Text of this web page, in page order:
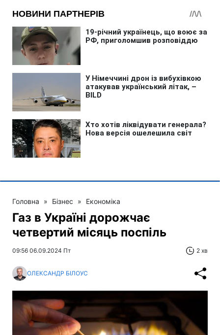
Головна » Бізнес » Економіка
Газ в Україні дорожчає
четвертий місяць поспіль
09:56 06.09.2024 Пт 2 хв
ОЛЕКСАНДР БІЛОУС